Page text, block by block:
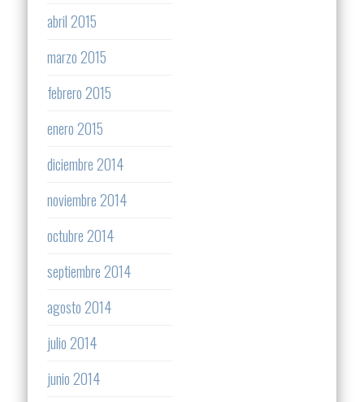
abril 2015
marzo 2015
febrero 2015
enero 2015
diciembre 2014
noviembre 2014
octubre 2014
septiembre 2014
agosto 2014
julio 2014
junio 2014